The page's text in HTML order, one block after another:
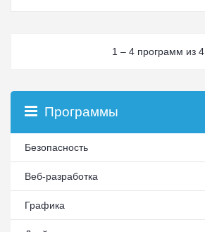
1 – 4 программ из 4
Программы
Безопасность
Веб-разработка
Графика